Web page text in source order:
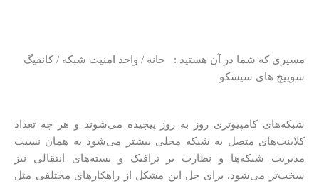
مسیری که شما در آن هستید : خانه / واحد امنیت شبکه / کانفیگ
سوییچ های سیسکو
شبکه‎‌های کامپیوتری روز به روز پیچیده می‌‎شوند و هر چه تعداد
کلاینت‌های متصل به شبکه محلی بیشتر می‌‎شود به همان نسبت
مدیریت شبکه‌ها و نظارت بر ترافیک و بسته‌های انتقالی نیز
سخت‌تر می‌شود. برای حل این مشکل از راهکارهای مختلفی مثل